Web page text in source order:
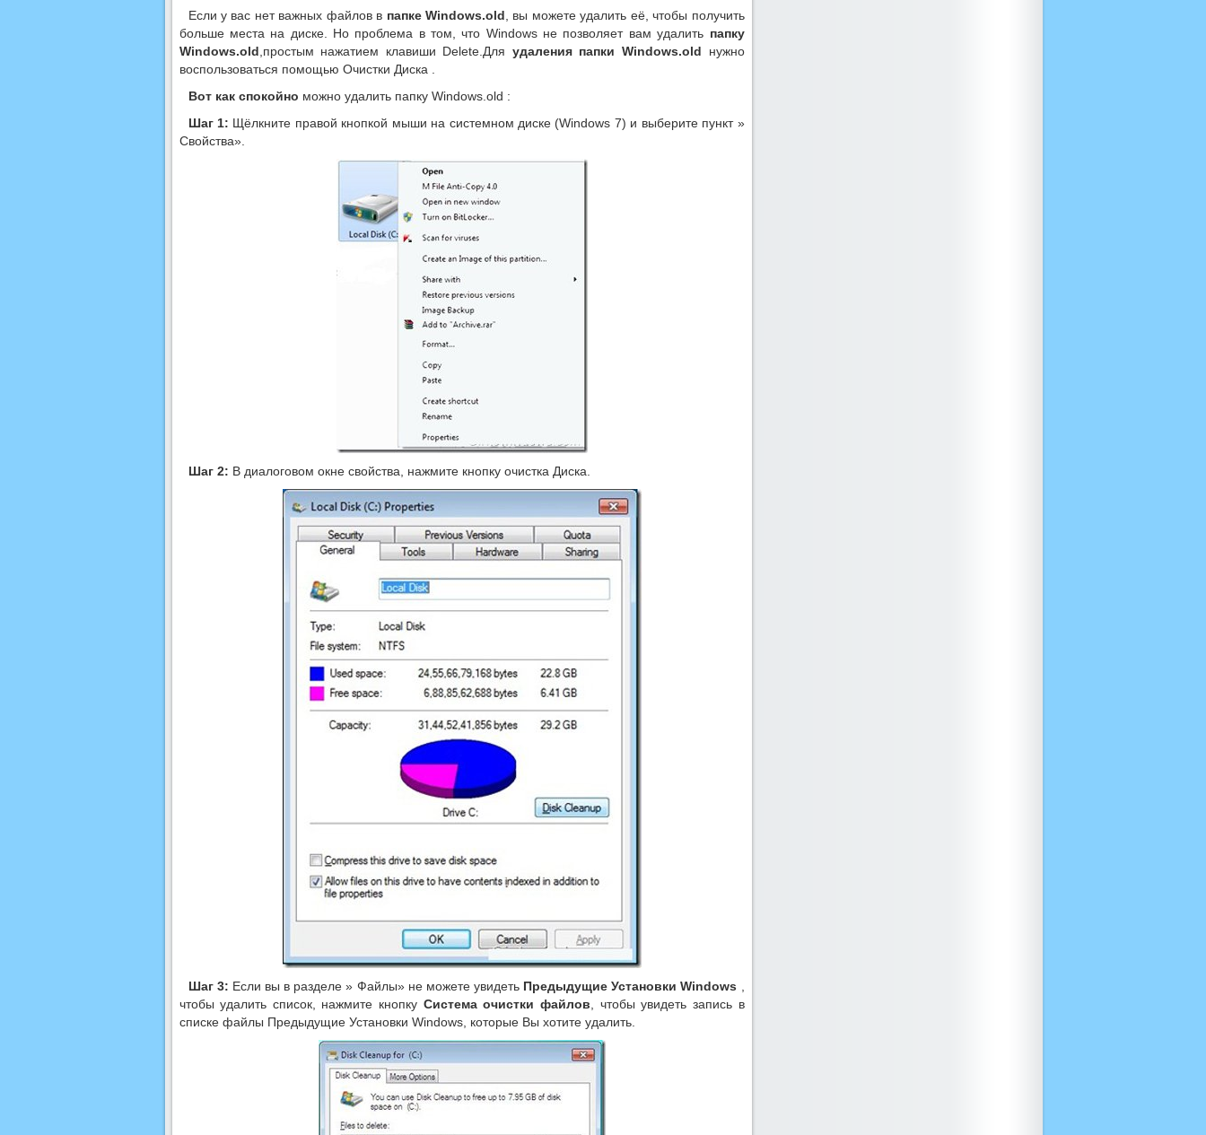
Если у вас нет важных файлов в папке Windows.old , вы можете удалить её, чтобы получить
больше места на диске. Но проблема в том, что Windows не позволяет вам удалить папку
Windows.old ,простым нажатием клавиши Delete.Для удаления папки Windows.old нужно
воспользоваться помощью Очистки Диска .
Вот как спокойно можно удалить папку Windows.old :
Шаг 1: Щёлкните правой кнопкой мыши на системном диске (Windows 7) и выберите пункт »
Свойства».
Шаг 2: В диалоговом окне свойства, нажмите кнопку очистка Диска.
Шаг 3: Если вы в разделе » Файлы» не можете увидеть Предыдущие Установки Windows
чтобы удалить список, нажмите кнопку Система очистки файлов , чтобы увидеть запись в
списке файлы Предыдущие Установки Windows, которые Вы хотите удалить.